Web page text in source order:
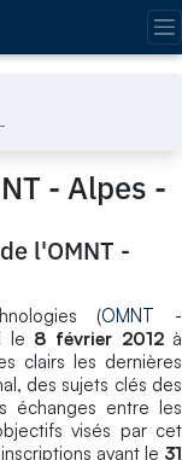
- Alpes -
l'OMNT -
(OMNT -
le 8 février 2012à
clairs les dernières
des sujets clés des
échanges entre les
visés par cet
avant le 31